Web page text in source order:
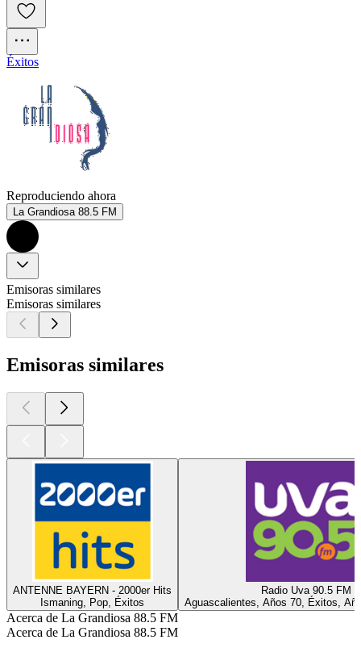
Éxitos
Reproduciendo ahora
La Grandiosa 88.5 FM
Emisoras similares
Emisoras similares
Emisoras similares
ANTENNE BAYERN - 2000er Hits
Ismaning, Pop, Éxitos
Radio Uva 90.5 FM
Aguascalientes, Años 70, Éxitos,
Acerca de La Grandiosa 88.5 FM
Acerca de La Grandiosa 88.5 FM